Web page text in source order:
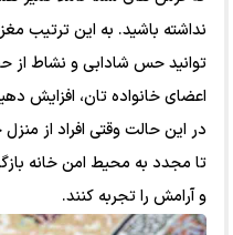
نداشته باشید. به این ترتیب
توانید حس شادابی و نشاط از
اعضای خانواده تان، افزایش
در این حالت وقتی افراد از
تا مجدد به محیط امن خانه
و آرامش را تجربه کنند.